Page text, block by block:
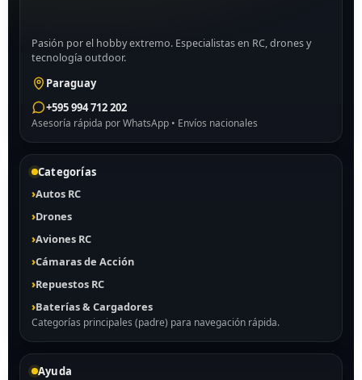
Pasión por el hobby extremo. Especialistas en RC, drones y
tecnología outdoor.
Paraguay
+595 994 712 202
Asesoría rápida por WhatsApp • Envíos nacionales
Categorías
Autos RC
Drones
Aviones RC
Cámaras de Acción
Repuestos RC
Baterías & Cargadores
Categorías principales (padre) para navegación rápida.
Ayuda